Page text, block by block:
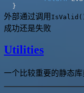
}
外部通过调用
成功还是失败
Utilities
一个比较重要的静态